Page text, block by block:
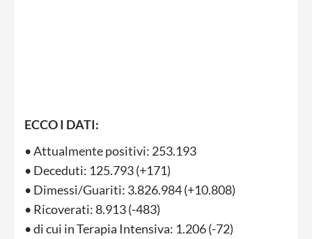
ECCO I DATI:
• Attualmente positivi: 253.193
• Deceduti: 125.793 (+171)
• Dimessi/Guariti: 3.826.984 (+10.808)
• Ricoverati: 8.913 (-483)
• di cui in Terapia Intensiva: 1.206 (-72)